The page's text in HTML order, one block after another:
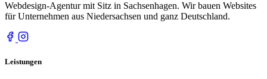
Webdesign-Agentur mit Sitz in Sachsenhagen. Wir bauen Websites
für Unternehmen aus Niedersachsen und ganz Deutschland.
Leistungen